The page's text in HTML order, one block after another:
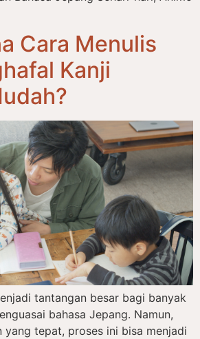
Cara Menulis
Kanji
tantangan besar bagi banyak
bahasa Jepang. Namun,
yang tepat, proses ini bisa menjadi